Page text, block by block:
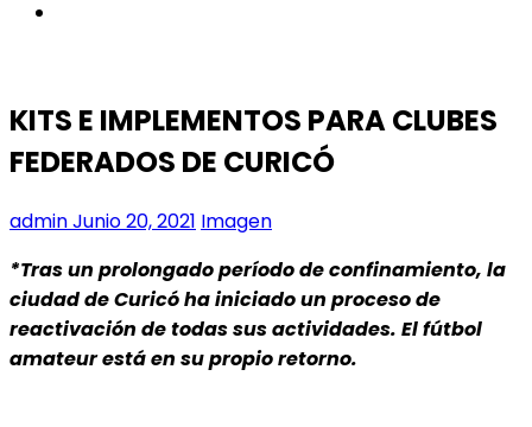
KITS E IMPLEMENTOS PARA CLUBES
FEDERADOS DE CURICÓ
adminJunio 20, 2021 Imagen
*Tras un prolongado período de confinamiento, la
ciudad de Curicó ha iniciado un proceso de
reactivación de todas sus actividades. El fútbol
amateur está en su propio retorno.